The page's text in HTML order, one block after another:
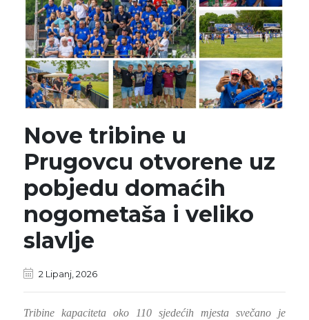
Nove tribine u
Prugovcu otvorene uz
pobjedu domaćih
nogometaša i veliko
slavlje
2 Lipanj, 2026
Tribine kapaciteta oko 110 sjedećih mjesta svečano je